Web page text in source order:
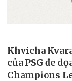
Khvicha
của PSG đe
Champions